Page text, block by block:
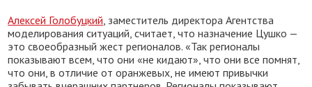
Алексей Голобуцкий, заместитель директора Агентства
моделирования ситуаций, считает, что назначение Цушко —
это своеобразный жест регионалов. «Так регионалы
показывают всем, что они «не кидают», что они все помнят,
что они, в отличие от оранжевых, не имеют привычки